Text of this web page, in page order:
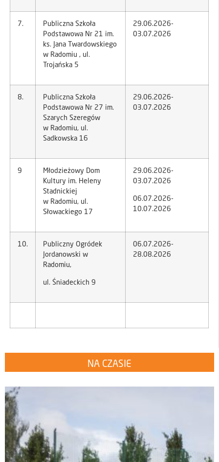
7.
Publiczna Szkoła
Podstawowa Nr 21 im.
ks. Jana Twardowskiego
w Radomiu , ul.
Trojańska 5
29.06.2026-
03.07.2026
8.
Publiczna Szkoła
Podstawowa Nr 27 im.
Szarych Szeregów
w Radomiu, ul.
Sadkowska 16
29.06.2026-
03.07.2026
9
Młodzieżowy Dom
Kultury im. Heleny
Stadnickiej
w Radomiu, ul.
Słowackiego 17
29.06.2026-
03.07.2026
06.07.2026-
10.07.2026
10.
Publiczny Ogródek
Jordanowski w
Radomiu,
ul. Śniadeckich 9
06.07.2026-
28.08.2026
NA CZASIE